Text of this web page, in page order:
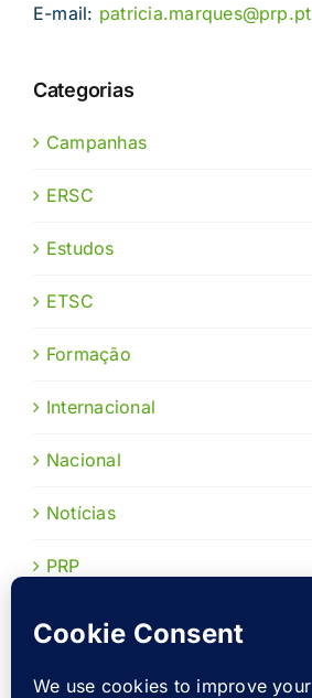
E-mail: patricia.marques@prp.pt
Categorias
Campanhas
ERSC
Estudos
ETSC
Formação
Internacional
Nacional
Notícias
PRP
Publicações